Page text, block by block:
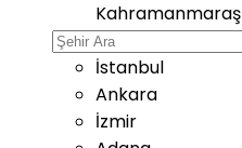
Kahramanmaraş
İstanbul
Ankara
İzmir